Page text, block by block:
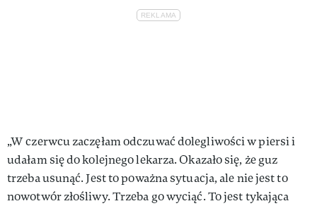
„W czerwcu zaczęłam odczuwać dolegliwości w piersi i
udałam się do kolejnego lekarza. Okazało się, że guz
trzeba usunąć. Jest to poważna sytuacja, ale nie jest to
nowotwór złośliwy. Trzeba go wyciąć. To jest tykająca